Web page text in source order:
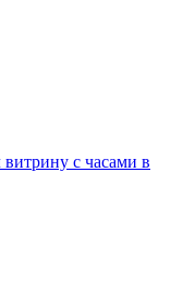
с часами в